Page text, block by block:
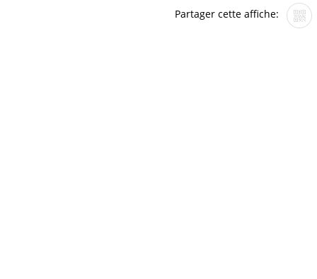
Partager cette affiche: